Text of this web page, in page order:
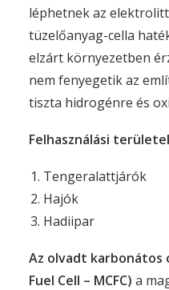
léphetnek az
tüzelőanyag-cella
elzárt környezetben
nem fenyegetik az
tiszta hidrogénre és
Felhasználási
Tengeralattjárók
Hajók
Hadiipar
Az olvadt karbonátos
Fuel Cell – MCFC) a